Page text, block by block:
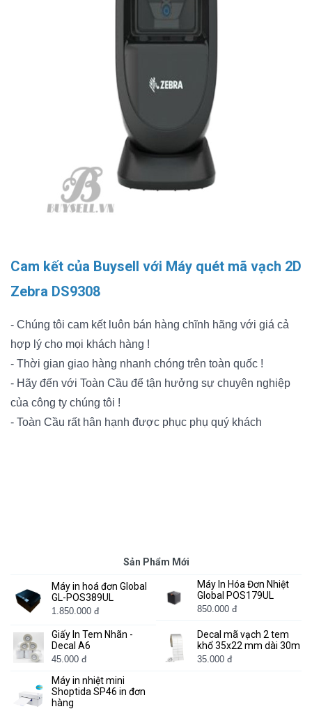
Sản Phẩm Mới
Máy in hoá đơn Global
GL-POS389UL
1.850.000 đ
Máy In Hóa Đơn Nhiệt
Global POS179UL
850.000 đ
Giấy In Tem Nhãn -
Decal A6
45.000 đ
Decal mã vạch 2 tem
khổ 35x22 mm dài 30m
35.000 đ
Máy in nhiệt mini
Shoptida SP46 in đơn
hàng
Cam kết của Buysell với Máy quét mã vạch 2D
Zebra DS9308
- Chúng tôi cam kết luôn bán hàng chĩnh hãng với giá cả
hợp lý cho mọi khách hàng !
- Thời gian giao hàng nhanh chóng trên toàn quốc !
- Hãy đến với Toàn Cầu để tận hưởng sự chuyên nghiệp
của công ty chúng tôi !
- Toàn Cầu rất hân hạnh được phục phụ quý khách